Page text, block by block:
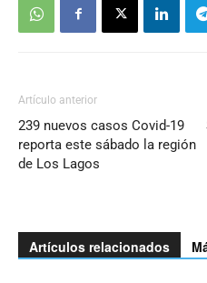
Artículo anterior
239 nuevos casos Covid-19
reporta este sábado la región
de Los Lagos
Artículos relacionados